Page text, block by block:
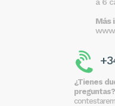
Más
¿Tienes
preguntas?